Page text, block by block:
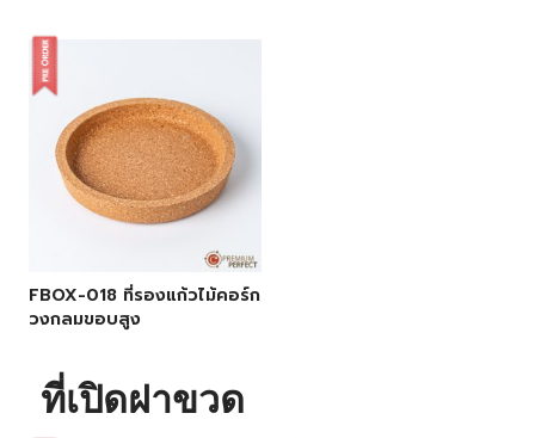
FBOX-018 ที่รองแก้วไม้คอร์ก
วงกลมขอบสูง
ที่เปิดฝาขวด